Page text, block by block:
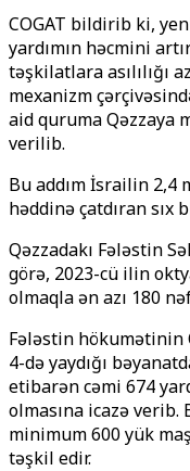
COGAT bildirib ki,
yardımın həcmini
təşkilatlara asılılığı
mexanizm
aid quruma Qəzzaya
verilib.
Bu addım İsrailin 2,4
həddinə çatdıran sıx
Qəzzadakı Fələstin
görə, 2023-cü ilin
olmaqla ən azı 180
Fələstin hökumətinin
4-də yaydığı
etibarən cəmi 674
olmasına icazə verib.
minimum 600 yük
təşkil edir.